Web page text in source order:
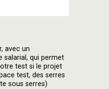
avec un
salarial, qui permet
test si le projet
test, des serres
sous serres)